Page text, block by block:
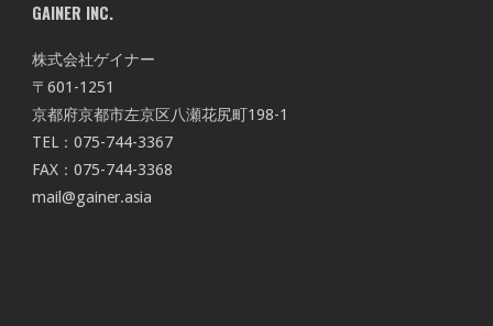
GAINER INC.
株式会社ゲイナー
〒601-1251
京都府京都市左京区八瀬花尻町198-1
TEL：075-744-3367
FAX：075-744-3368
mail@gainer.asia